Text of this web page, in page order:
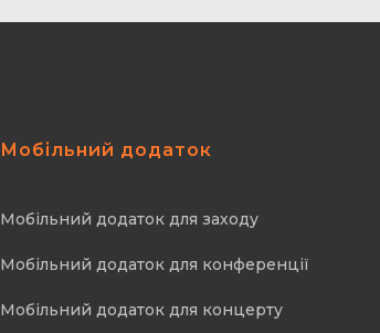
Мобільний додаток
Мобільний додаток для заходу
Мобільний додаток для конференції
Мобільний додаток для концерту